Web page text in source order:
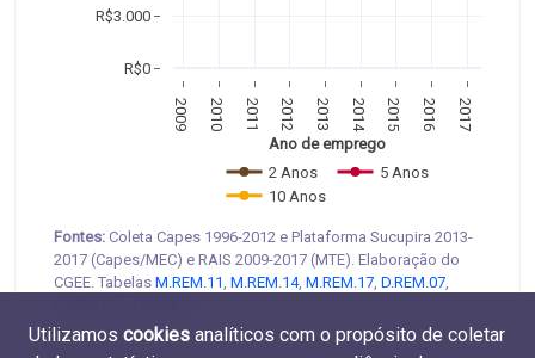
2009 2010 2011 2012 2013 2014 2015 2016 2017
R$0
R$3.000
2 Anos
5 Anos
10 Anos
Ano de emprego
Fontes: Coleta Capes 1996-2012 e Plataforma Sucupira 2013-
2017 (Capes/MEC) e RAIS 2009-2017 (MTE). Elaboração do
CGEE. Tabelas M.REM.11, M.REM.14, M.REM.17, D.REM.07,
Utilizamos cookies analíticos com o propósito de coletar